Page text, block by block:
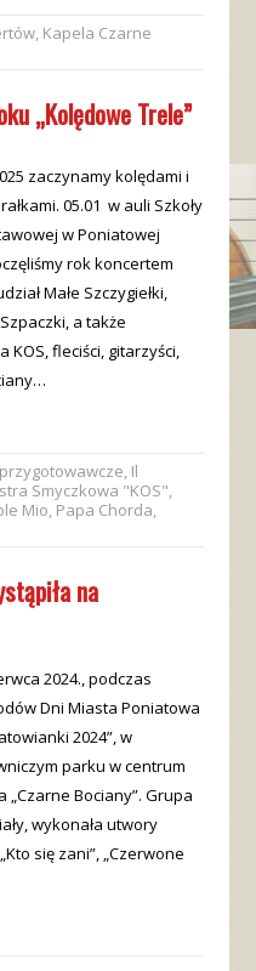
, Kapela Czarne
„Kolędowe Trele”
zaczynamy kolędami i
05.01 w auli Szkoły
w Poniatowej
rok koncertem
Małe Szczygiełki,
a także
fleciści, gitarzyści,
, Il
Smyczkowa "KOS",
Mio, Papa Chorda,
na
2024., podczas
Dni Miasta Poniatowa
2024”, w
parku w centrum
„Czarne Bociany”. Grupa
wykonała utwory
się zani”, „Czerwone